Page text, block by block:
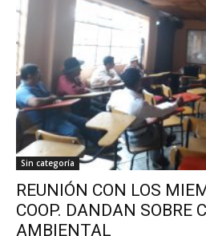
Sin categoría
REUNIÓN CON LOS
COOP. DANDAN SOBRE
AMBIENTAL